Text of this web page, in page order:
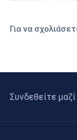
Για να
Συνδεθείτε